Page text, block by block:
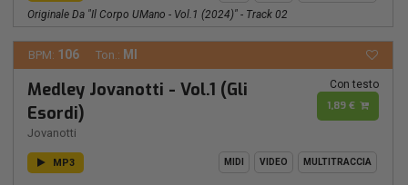
Originale Da "Il Corpo UMano - Vol.1 (2024)" - Track 02
BPM: 106 Ton.: MI
Medley Jovanotti - Vol.1 (Gli
Esordi)
Jovanotti
Con testo
1,89 €
MP3 MIDI VIDEO MULTITRACCIA